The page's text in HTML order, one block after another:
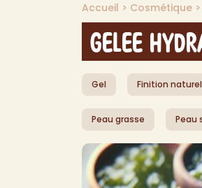
Accueil > Cosmétique >
Gelee
Gel Finition naturel
Peau grasse Peau